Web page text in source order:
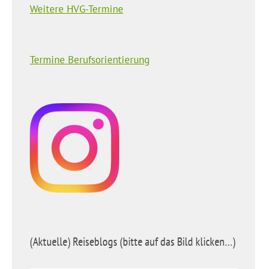
Weitere HVG-Termine
Termine Berufsorientierung
(Aktuelle) Reiseblogs (bitte auf das Bild klicken…)